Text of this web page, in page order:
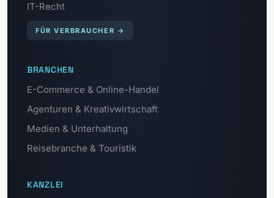
IT-Recht
FÜR VERBRAUCHER →
BRANCHEN
E-Commerce & Online-Handel
Agenturen & Kreativwirtschaft
Medien & Unterhaltung
Reisebranche & Touristik
KANZLEI